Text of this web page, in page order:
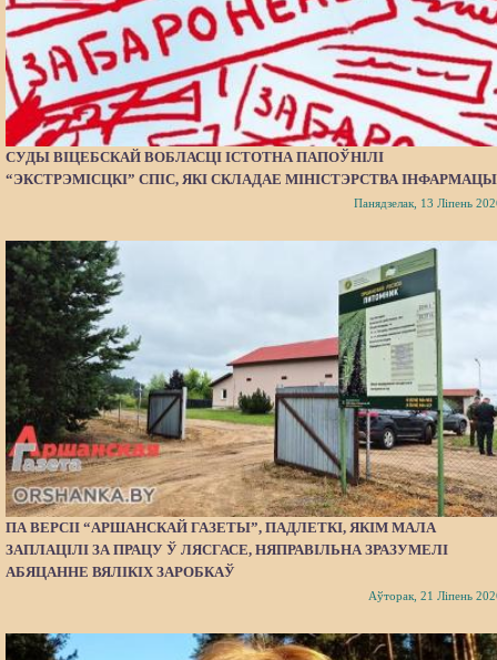
СУДЫ ВІЦЕБСКАЙ ВОБЛАСЦІ ІСТОТНА ПАПОЎНІЛІ
“ЭКСТРЭМІСЦКІ” СПІС, ЯКІ СКЛАДАЕ МІНІСТЭРСТВА
Панядзелак, 13 Ліпень
ПА ВЕРСІІ “АРШАНСКАЙ ГАЗЕТЫ”, ПАДЛЕТКІ, ЯКІМ МАЛА
ЗАПЛАЦІЛІ ЗА ПРАЦУ Ў ЛЯСГАСЕ, НЯПРАВІЛЬНА ЗРАЗУМЕЛІ
АБЯЦАННЕ ВЯЛІКІХ ЗАРОБКАЎ
Аўторак, 21 Ліпень